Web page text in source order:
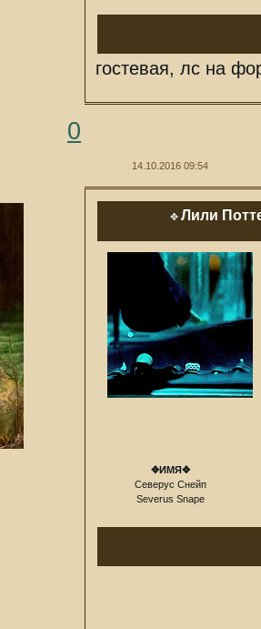
гостевая, лс на
0
14.10.2016 09:54
✥ Лили
✥ИМЯ✥
Северус Снейп
Severus Snape